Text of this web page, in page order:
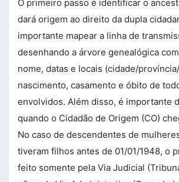
O primeiro passo é identificar o
dará origem ao direito da dupla
importante mapear a linha de
desenhando a árvore genealógica
nome, datas e locais (cidade/
nascimento, casamento e óbito de
envolvidos. Além disso, é importante
quando o Cidadão de Origem (CO)
No caso de descendentes de
tiveram filhos antes de 01/01/1948, o
feito somente pela Via Judicial